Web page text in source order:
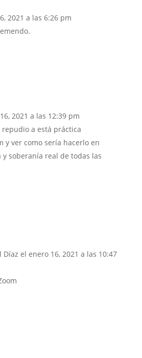
2021 a las 6:26 pm
2021 a las 12:39 pm
repudio a está práctica
y ver como sería hacerlo en
y soberanía real de todas las
Díaz el enero 16, 2021 a las 10:47